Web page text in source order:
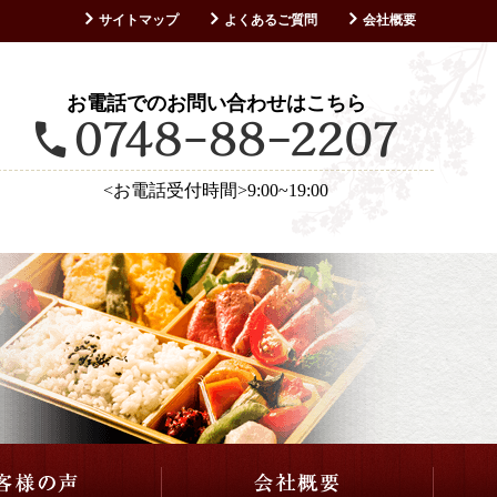
サイトマップ よくあるご質問 会社概要
お電話でのお問い合わせはこちら
<お電話受付時間>9:00~19:00